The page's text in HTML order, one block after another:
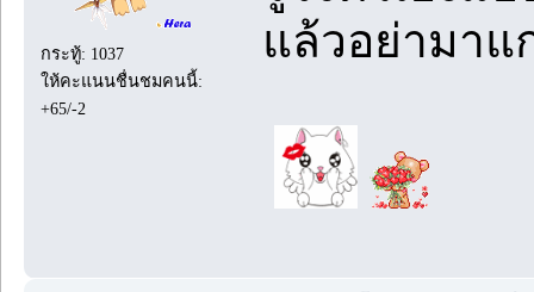
กระทู้: 1037
ให้คะแนนชื่นชมคนนี้:
+65/-2
แล้วอย่ามาแ